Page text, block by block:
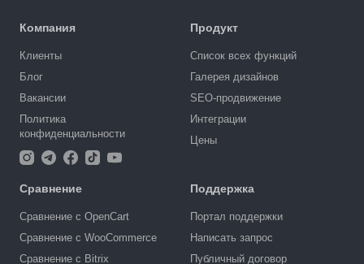
Компания
Клиенты
Блог
Вакансии
Политика
конфиденциальности
Продукт
Список всех функций
Галерея дизайнов
SEO-продвижение
Интеграции
Цены
Сравнение
Сравнение с OpenCart
Сравнение с WooCommerce
Сравнение с Bitrix
Поддержка
Портал поддержки
Написать запрос
Публичный договор